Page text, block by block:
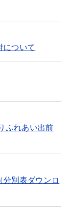
について
ふれあい出前
別表ダウンロ